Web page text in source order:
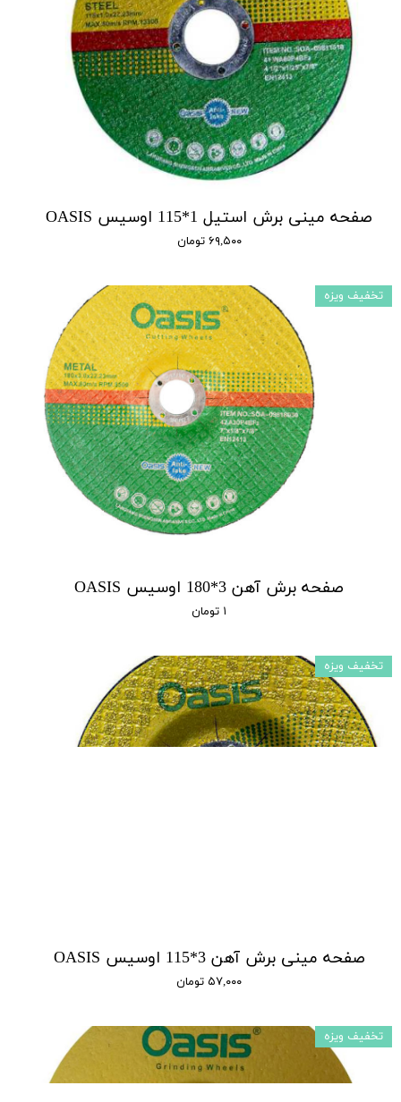
صفحه مینی برش استیل 1*115 اوسیس OASIS
۶۹,۵۰۰ تومان
صفحه برش آهن 3*180 اوسیس OASIS
۱ تومان
تخفیف ویزه
صفحه مینی برش آهن 3*115 اوسیس OASIS
۵۷,۰۰۰ تومان
تخفیف ویزه
تخفیف ویزه